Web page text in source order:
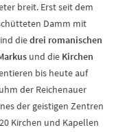
breit. Erst seit dem
Damm mit
diedrei romanischen
und die Kirchen
bis heute auf
der Reichenauer
der geistigen Zentren
Kirchen und Kapellen